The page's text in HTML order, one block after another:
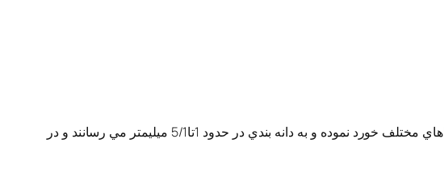
در اين مرحله خاك را ضمن آب زدن و جداسازي سنگ يا مواد خارجي از آن براساس ميزان سختي و خشكي آن با آسياهاي مختلف خورد نموده و به دانه بندي در حدود 1تا5/1 ميليمتر مي رسانند و در